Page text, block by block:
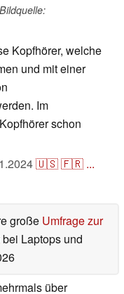
Kopfhörer, welche
und mit einer
Im
schon
🇺🇸🇫🇷 ...
große Umfrage zur
bei Laptops und
über